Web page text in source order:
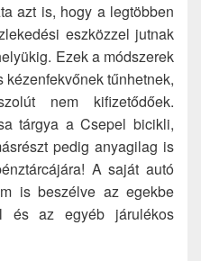
azt is, hogy a legtöbben
eszközzel jutnak
Ezek a módszerek
tűnhetnek,
nem kifizetődőek.
tárgya a Csepel bicikli,
pedig anyagilag is
A saját autó
is beszélve az egekbe
és az egyéb járulékos